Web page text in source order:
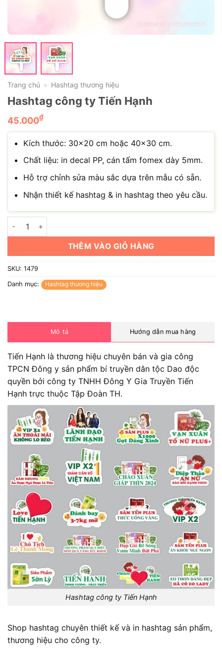
Trang chủ » Hashtag thương hiệu
Hashtag công ty Tiến Hạnh
45.000₫
Kích thước: 30×20 cm hoặc 40×30 cm.
Chất liệu: in decal PP, cán tấm fomex dày 5mm.
Hỗ trợ chỉnh sửa màu sắc dựa trên mẫu có sẵn.
Nhận thiết kế hashtag & in hashtag theo yêu cầu.
Hashtag công ty Tiến Hạnh số lượng
THÊM VÀO GIỎ HÀNG
SKU: 1479
Danh mục: Hashtag thương hiệu
Mô tả Hướng dẫn mua hàng
Tiến Hạnh là thương hiệu chuyên bán và gia công
TPCN Đông y sản phẩm bí truyền dân tộc Dao độc
quyền bởi công ty TNHH Đông Y Gia Truyền Tiến
Hạnh trực thuộc Tập Đoàn TH.
Hashtag công ty Tiến Hạnh
Shop hashtag chuyên thiết kế và in hashtag sản phẩm,
thương hiệu cho công ty.